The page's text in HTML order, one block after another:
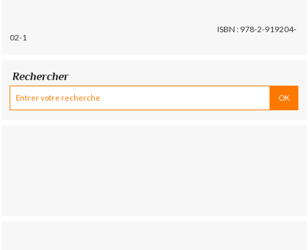
ISBN : 978-2-919204-
02-1
Rechercher